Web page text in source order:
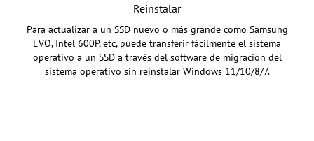
Reinstalar
Para actualizar a un SSD nuevo o más grande como Samsung
EVO, Intel 600P, etc, puede transferir fácilmente el sistema
operativo a un SSD a través del software de migración del
sistema operativo sin reinstalar Windows 11/10/8/7.